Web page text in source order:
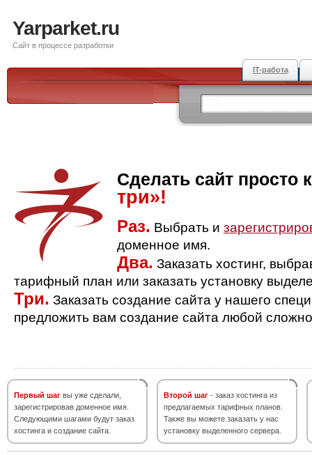
Yarparket.ru
Сайт в процессе разработки
IT-работа
Сделать сайт просто
три»!
Раз. Выбрать и
доменное имя.
Два. Заказать хостинг,
тарифный план или заказать установку
Три. Заказать создание сайта у нашего
предложить вам создание сайта любой
Первый шаг вы уже сделали,
зарегистрировав доменное имя.
Следующими шагами будут заказ
хостинга и создание сайта.
Второй шаг - заказ хостинга из
предлагаемых тарифных планов.
Также вы можете заказать у нас
установку выделенного сервера.